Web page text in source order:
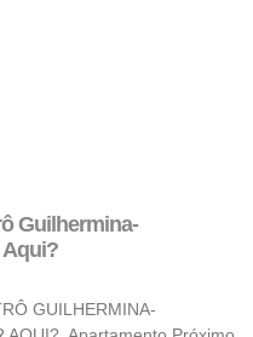
Guilhermina-
Aqui?
GUILHERMINA-